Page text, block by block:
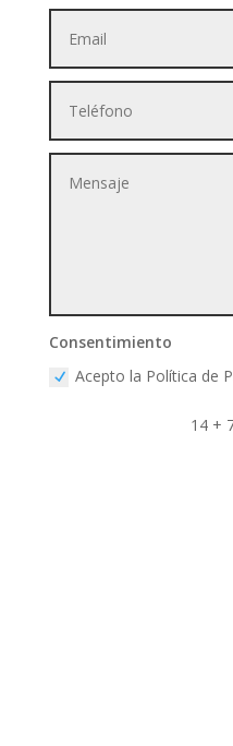
Consentimiento
Acepto la Política de
14 +